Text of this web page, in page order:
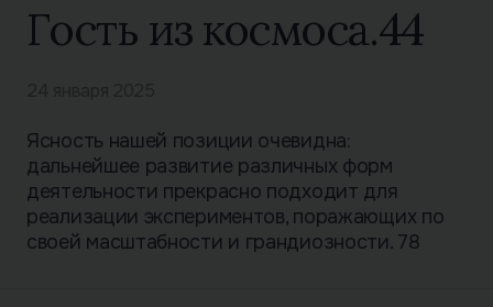
Гость из космоса.44
Ясность нашей позиции очевидна:
дальнейшее развитие различных форм
деятельности прекрасно подходит для
реализации экспериментов, поражающих по
своей масштабности и грандиозности. 78